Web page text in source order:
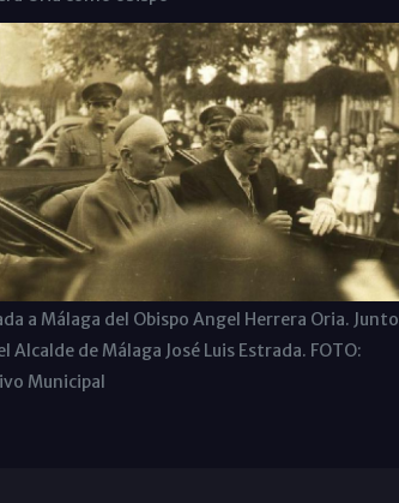
a Málaga del Obispo Angel Herrera Oria. Junto
Alcalde de Málaga José Luis Estrada. FOTO:
Municipal